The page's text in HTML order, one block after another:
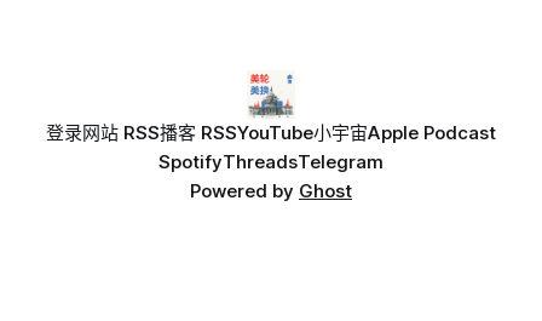
登录网站 RSS播客 RSSYouTube小宇宙Apple Podcast
SpotifyThreadsTelegram
Powered by Ghost